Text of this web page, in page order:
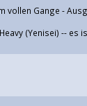
vollen Gange -
(Yenisei) -- es